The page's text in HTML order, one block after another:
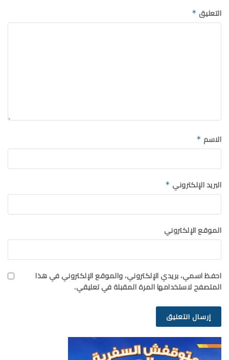
التعليق *
الاسم *
البريد الإلكتروني *
الموقع الإلكتروني
احفظ اسمي، بريدي الإلكتروني، والموقع الإلكتروني في هذا
المتصفح لاستخدامها المرة المقبلة في تعليقي.